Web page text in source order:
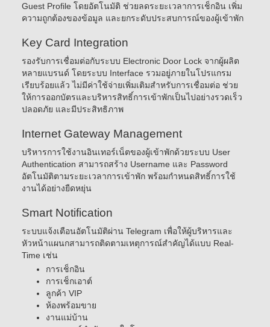
Guest Profile โดยอัตโนมัติ ช่วยลดระยะเวลาการเช็กอิน เพิ่ม
ความถูกต้องของข้อมูล และยกระดับประสบการณ์ของผู้เข้าพัก
Key Card Integration
รองรับการเชื่อมต่อกับระบบ Electronic Door Lock จากผู้ผลิต
หลายแบรนด์ โดยระบบ Interface รวมอยู่ภายในโปรแกรม
เรียบร้อยแล้ว ไม่มีค่าใช้จ่ายเพิ่มเติมสำหรับการเชื่อมต่อ ช่วย
ให้การออกบัตรและบริหารสิทธิ์การเข้าพักเป็นไปอย่างรวดเร็ว
ปลอดภัย และมีประสิทธิภาพ
Internet Gateway Management
บริหารการใช้งานอินเทอร์เน็ตของผู้เข้าพักด้วยระบบ User
Authentication สามารถสร้าง Username และ Password
อัตโนมัติตามระยะเวลาการเข้าพัก พร้อมกำหนดสิทธิ์การใช้
งานได้อย่างยืดหยุ่น
Smart Notification
ระบบแจ้งเตือนอัตโนมัติผ่าน Telegram เพื่อให้ผู้บริหารและ
หัวหน้าแผนกสามารถติดตามเหตุการณ์สำคัญได้แบบ Real-
Time เช่น
การเช็กอิน
การเช็กเอาต์
ลูกค้า VIP
ห้องพร้อมขาย
งานแม่บ้าน